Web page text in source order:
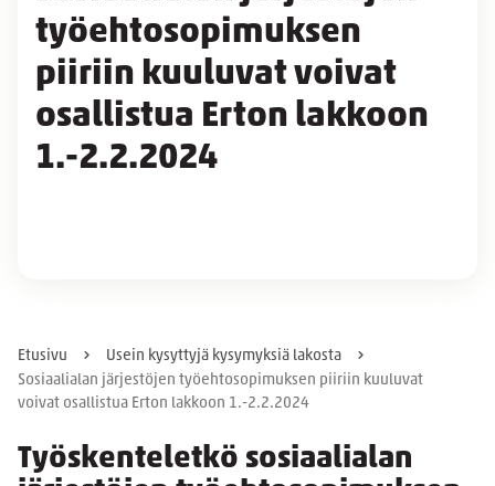
työehtosopimuksen
piiriin kuuluvat voivat
osallistua Erton lakkoon
1.-2.2.2024
Etusivu
Usein kysyttyjä kysymyksiä lakosta
Sosiaalialan järjestöjen työehtosopimuksen piiriin kuuluvat
voivat osallistua Erton lakkoon 1.-2.2.2024
Työskenteletkö sosiaalialan